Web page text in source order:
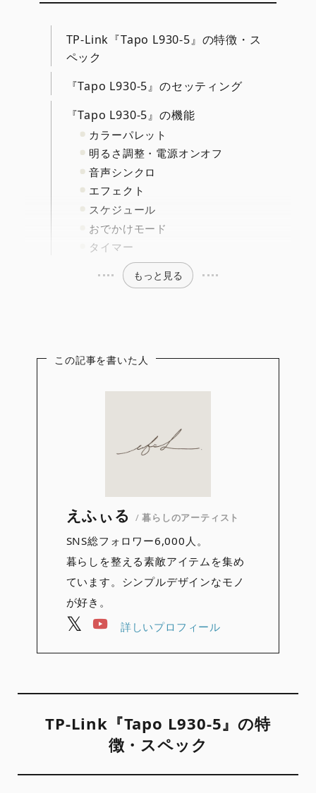
TP-Link『Tapo L930-5』の特徴・ス
ペック
『Tapo L930-5』のセッティング
『Tapo L930-5』の機能
カラーパレット
明るさ調整・電源オンオフ
音声シンクロ
エフェクト
スケジュール
おでかけモード
タイマー
もっと見る
この記事を書いた人
えふぃる /暮らしのアーティスト
SNS総フォロワー6,000人。
暮らしを整える素敵アイテムを集め
ています。シンプルデザインなモノ
が好き。
詳しいプロフィール
TP-Link『Tapo L930-5』の特
徴・スペック